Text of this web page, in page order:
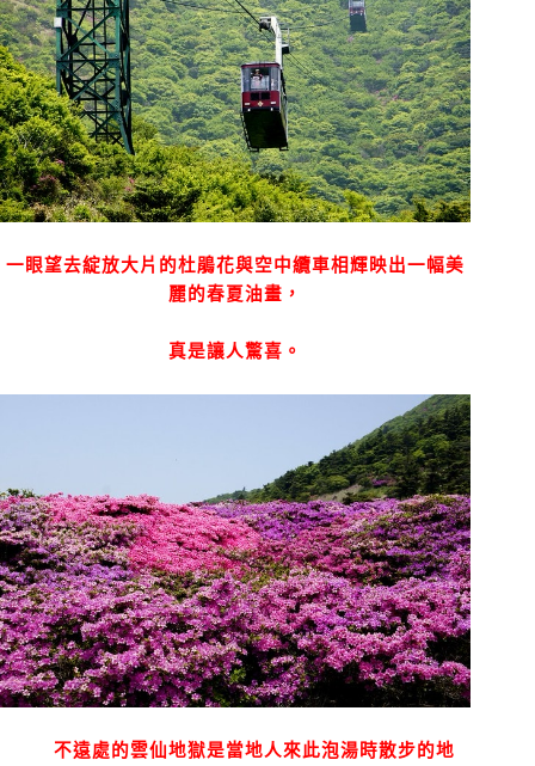
一眼望去綻放大片的杜鵑花與空中纜車相輝映出一幅美
麗的春夏油畫，
真是讓人驚喜。
不遠處的雲仙地獄是當地人來此泡湯時散步的地